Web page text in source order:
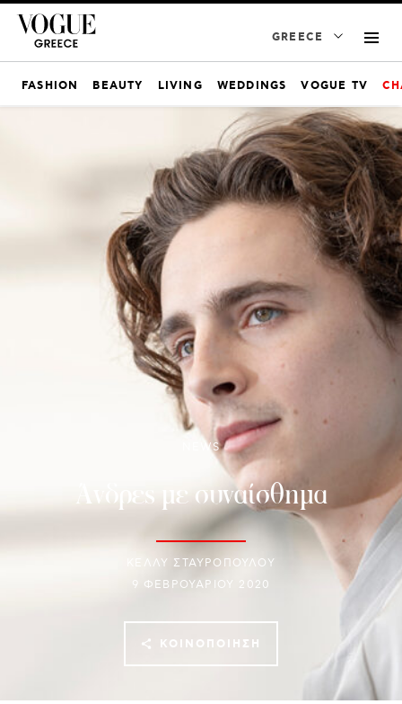
GREECE
FASHION BEAUTY LIVING WEDDINGS VOGUE TV
NEWS
Άνδρες με συναίσθημα
ΚΕΛΛΥ ΣΤΑΥΡΟΠΟΥΛΟΥ
9 ΦΕΒΡΟΥΑΡΊΟΥ 2020
ΚΟΙΝΟΠΟΊΗΣΗ